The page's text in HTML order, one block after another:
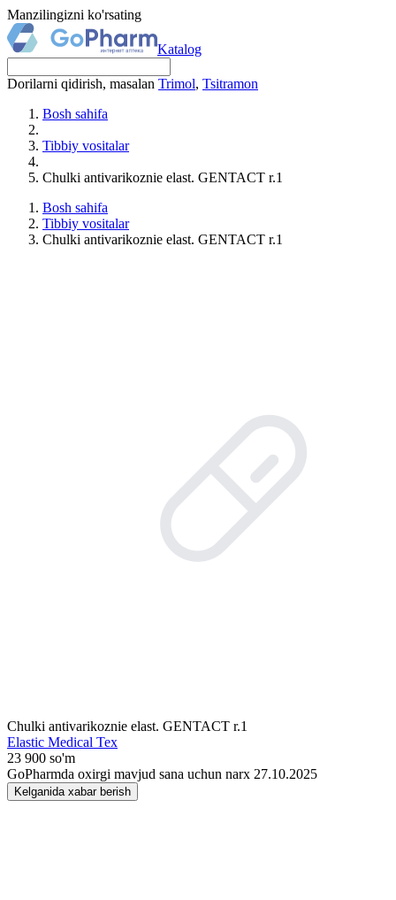
Manzilingizni ko'rsating
Katalog
Dorilarni qidirish, masalan Trimol, Tsitramon
Bosh sahifa
Tibbiy vositalar
Chulki antivarikoznie elast. GENTACT r.1
Bosh sahifa
Tibbiy vositalar
Chulki antivarikoznie elast. GENTACT r.1
Chulki antivarikoznie elast. GENTACT r.1
Elastic Medical Tex
23 900 so'm
GoPharmda oxirgi mavjud sana uchun narx 27.10.2025
Kelganida xabar berish